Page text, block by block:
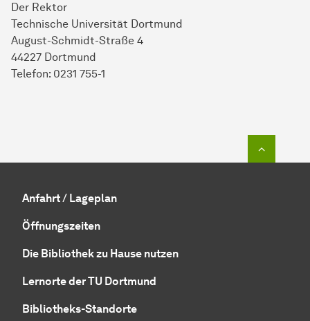
Der Rektor
Technische Universität Dortmund
August-Schmidt-Straße 4
44227 Dortmund
Telefon: 0231 755-1
Anfahrt / Lageplan
Öffnungszeiten
Die Bibliothek zu Hause nutzen
Lernorte der TU Dortmund
Bibliotheks-Standorte